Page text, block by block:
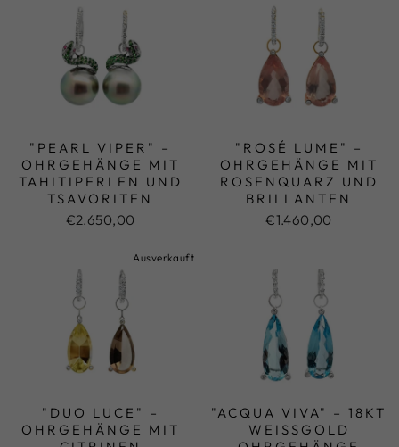
"PEARL VIPER" –
OHRGEHÄNGE MIT
TAHITIPERLEN UND
TSAVORITEN
€2.650,00
"ROSÉ LUME" –
OHRGEHÄNGE MIT
ROSENQUARZ UND
BRILLANTEN
€1.460,00
Ausverkauft
"DUO LUCE" –
OHRGEHÄNGE MIT
"ACQUA VIVA" – 18KT
WEISSGOLD O